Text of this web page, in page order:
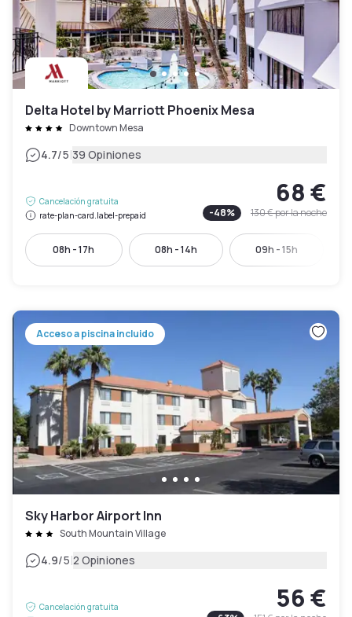
Delta Hotel by Marriott Phoenix Mesa
Downtown Mesa
4.7/5|39 Opiniones
Cancelación gratuita
rate-plan-card.label-prepaid
68 €
-48% 130 €por la noche
08h - 17h 08h - 14h 09h - 15h
Acceso a piscina incluido
Sky Harbor Airport Inn
South Mountain Village
4.9/5|2 Opiniones
Cancelación gratuita
56 €